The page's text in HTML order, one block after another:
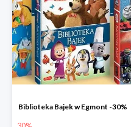
Biblioteka Bajek w Egmont -30%